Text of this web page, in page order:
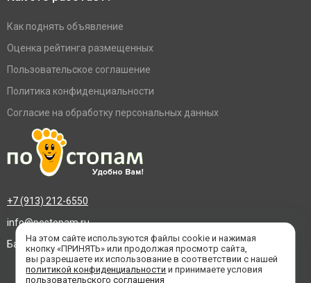
Как поднять объявление
Оценка рейтинга размещенных
Пользовательское соглашение
Политика конфиденциальности
Согласие на обработку персональных данных
+7 (913) 212-6550
info@postopam.ru
Барнаул, пр. Социалистический 109, оф.455
На этом сайте используются файлы cookie и нажимая
кнопку «ПРИНЯТЬ» или продолжая просмотр сайта,
вы разрешаете их использование в соответствии с нашей
политикой конфиденциальности и принимаете условия
пользовательского соглашения